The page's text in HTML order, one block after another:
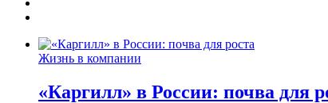
Жизнь в компании
«Каргилл» в России: почва для